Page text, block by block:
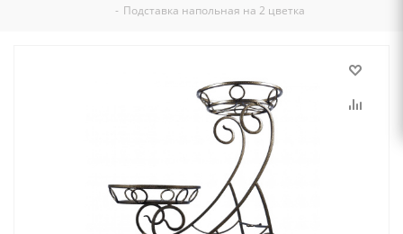
Сравнение товаров
10:00 до 20:00
- Подставка напольная на 2 цветка